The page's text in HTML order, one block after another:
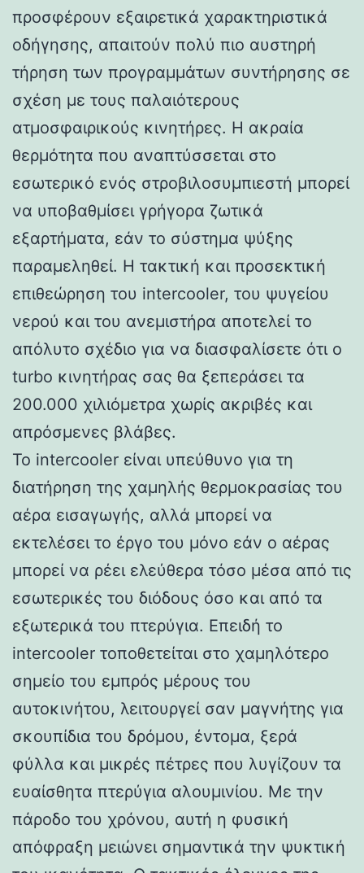
προσφέρουν εξαιρετικά χαρακτηριστικά
οδήγησης, απαιτούν πολύ πιο αυστηρή
τήρηση των προγραμμάτων συντήρησης σε
σχέση με τους παλαιότερους
ατμοσφαιρικούς κινητήρες. Η ακραία
θερμότητα που αναπτύσσεται στο
εσωτερικό ενός στροβιλοσυμπιεστή μπορεί
να υποβαθμίσει γρήγορα ζωτικά
εξαρτήματα, εάν το σύστημα ψύξης
παραμεληθεί. Η τακτική και προσεκτική
επιθεώρηση του intercooler, του ψυγείου
νερού και του ανεμιστήρα αποτελεί το
απόλυτο σχέδιο για να διασφαλίσετε ότι ο
turbo κινητήρας σας θα ξεπεράσει τα
200.000 χιλιόμετρα χωρίς ακριβές και
απρόσμενες βλάβες.
Το intercooler είναι υπεύθυνο για τη
διατήρηση της χαμηλής θερμοκρασίας του
αέρα εισαγωγής, αλλά μπορεί να
εκτελέσει το έργο του μόνο εάν ο αέρας
μπορεί να ρέει ελεύθερα τόσο μέσα από τις
εσωτερικές του διόδους όσο και από τα
εξωτερικά του πτερύγια. Επειδή το
intercooler τοποθετείται στο χαμηλότερο
σημείο του εμπρός μέρους του
αυτοκινήτου, λειτουργεί σαν μαγνήτης για
σκουπίδια του δρόμου, έντομα, ξερά
φύλλα και μικρές πέτρες που λυγίζουν τα
ευαίσθητα πτερύγια αλουμινίου. Με την
πάροδο του χρόνου, αυτή η φυσική
απόφραξη μειώνει σημαντικά την ψυκτική